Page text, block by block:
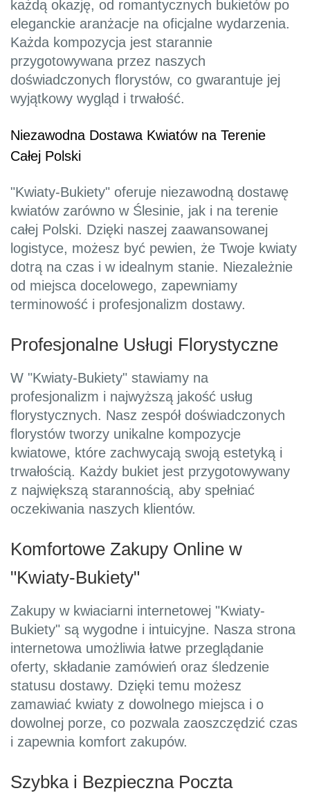
każdą okazję, od romantycznych bukietów po
eleganckie aranżacje na oficjalne wydarzenia.
Każda kompozycja jest starannie
przygotowywana przez naszych
doświadczonych florystów, co gwarantuje jej
wyjątkowy wygląd i trwałość.
Niezawodna Dostawa Kwiatów na Terenie
Całej Polski
"Kwiaty-Bukiety" oferuje niezawodną dostawę
kwiatów zarówno w Ślesinie, jak i na terenie
całej Polski. Dzięki naszej zaawansowanej
logistyce, możesz być pewien, że Twoje kwiaty
dotrą na czas i w idealnym stanie. Niezależnie
od miejsca docelowego, zapewniamy
terminowość i profesjonalizm dostawy.
Profesjonalne Usługi Florystyczne
W "Kwiaty-Bukiety" stawiamy na
profesjonalizm i najwyższą jakość usług
florystycznych. Nasz zespół doświadczonych
florystów tworzy unikalne kompozycje
kwiatowe, które zachwycają swoją estetyką i
trwałością. Każdy bukiet jest przygotowywany
z największą starannością, aby spełniać
oczekiwania naszych klientów.
Komfortowe Zakupy Online w
"Kwiaty-Bukiety"
Zakupy w kwiaciarni internetowej "Kwiaty-
Bukiety" są wygodne i intuicyjne. Nasza strona
internetowa umożliwia łatwe przeglądanie
oferty, składanie zamówień oraz śledzenie
statusu dostawy. Dzięki temu możesz
zamawiać kwiaty z dowolnego miejsca i o
dowolnej porze, co pozwala zaoszczędzić czas
i zapewnia komfort zakupów.
Szybka i Bezpieczna Poczta